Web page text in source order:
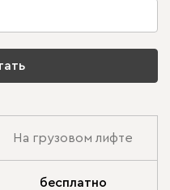
На грузовом лифте
бесплатно